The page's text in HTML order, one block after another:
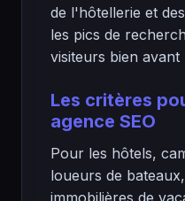
de l'hôtellerie et
les pics de
visiteurs bien avant
Les critères
agence SEO
Pour les hôtels,
loueurs de
immobilières de